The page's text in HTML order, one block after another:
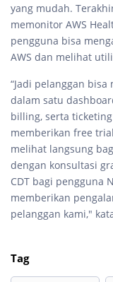
yang mudah.
memonitor AWS
pengguna bisa
AWS dan melihat
“Jadi pelanggan
dalam satu
billing, serta
memberikan free
melihat langsung
dengan konsultasi
CDT bagi pengguna
memberikan
pelanggan kami,"
Tag